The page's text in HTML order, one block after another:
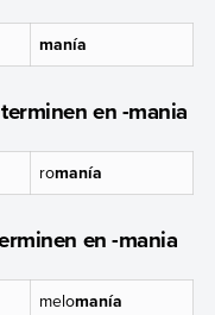
manía
en -mania
romanía
en -mania
melomanía